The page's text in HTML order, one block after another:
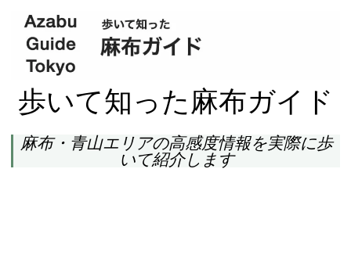
歩いて知った麻布ガイド
麻布・青山エリアの高感度情報を実際に歩
いて紹介します